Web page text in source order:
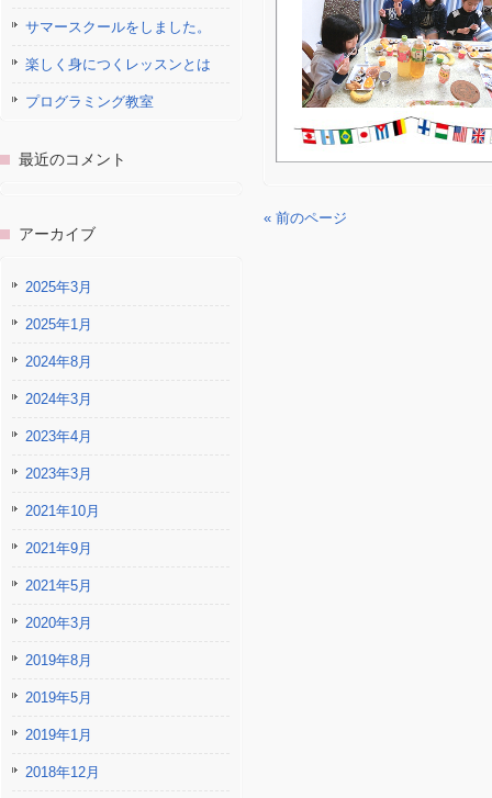
« 前のページ
サマースクールをしました。
楽しく身につくレッスンとは
プログラミング教室
最近のコメント
アーカイブ
2025年3月
2025年1月
2024年8月
2024年3月
2023年4月
2023年3月
2021年10月
2021年9月
2021年5月
2020年3月
2019年8月
2019年5月
2019年1月
2018年12月